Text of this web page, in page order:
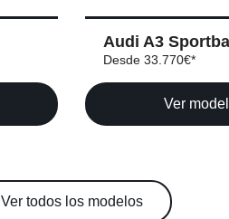
Audi A3
Desde 33.770€*
Ver
Ver todos los modelos